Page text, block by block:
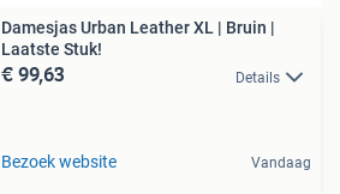
Damesjas Urban Leather XL | Bruin |
Laatste Stuk!
€ 99,63 Details
Bezoek website Vandaag